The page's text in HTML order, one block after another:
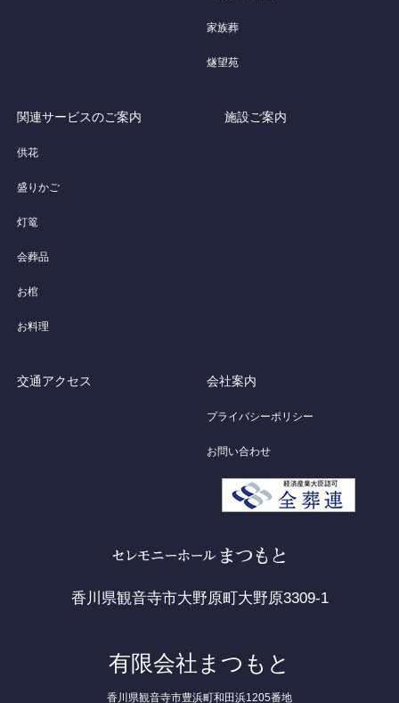
家族葬
燧望苑
関連サービスのご案内
供花
盛りかご
灯篭
会葬品
お棺
お料理
施設ご案内
交通アクセス 会社案内
プライバシーポリシー
お問い合わせ
香川県観音寺市大野原町大野原3309-1
有限会社まつもと
香川県観音寺市豊浜町和田浜1205番地